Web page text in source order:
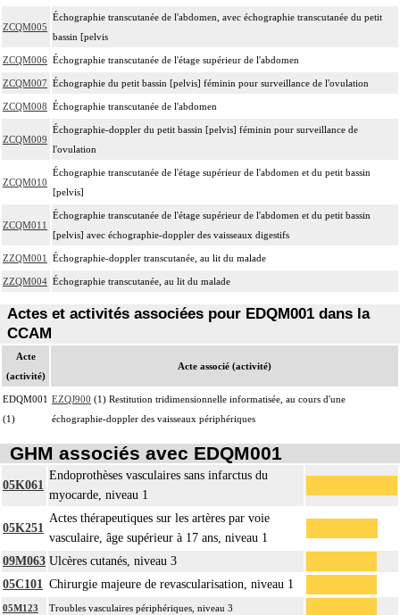
ZCQM005
Échographie transcutanée de l'abdomen, avec échographie transcutanée du petit
bassin [pelvis
ZCQM006 Échographie transcutanée de l'étage supérieur de l'abdomen
ZCQM007 Échographie du petit bassin [pelvis] féminin pour surveillance de l'ovulation
ZCQM008 Échographie transcutanée de l'abdomen
ZCQM009
Échographie-doppler du petit bassin [pelvis] féminin pour surveillance de
l'ovulation
ZCQM010
Échographie transcutanée de l'étage supérieur de l'abdomen et du petit bassin
[pelvis]
ZCQM011
Échographie transcutanée de l'étage supérieur de l'abdomen et du petit bassin
[pelvis] avec échographie-doppler des vaisseaux digestifs
ZZQM001 Échographie-doppler transcutanée, au lit du malade
ZZQM004 Échographie transcutanée, au lit du malade
Actes et activités associées pour EDQM001 dans la
CCAM
Acte
(activité)
Acte associé (activité)
EDQM001
(1)
EZQJ900 (1) Restitution tridimensionnelle informatisée, au cours d'une
échographie-doppler des vaisseaux périphériques
GHM associés avec EDQM001
05K061
Endoprothèses vasculaires sans infarctus du
myocarde, niveau 1
05K251
Actes thérapeutiques sur les artères par voie
vasculaire, âge supérieur à 17 ans, niveau 1
09M063 Ulcères cutanés, niveau 3
05C101 Chirurgie majeure de revascularisation, niveau 1
05M123 Troubles vasculaires périphériques, niveau 3